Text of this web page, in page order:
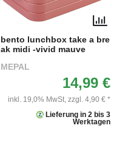
bento lunchbox take a bre
ak midi -vivid mauve
MEPAL
14,99 €
inkl. 19,0% MwSt, zzgl. 4,90 € *
Lieferung in 2 bis 3
Werktagen